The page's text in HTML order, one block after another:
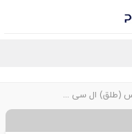
گلس (طلق) ال سی دی PAX S90 سیاه سفید